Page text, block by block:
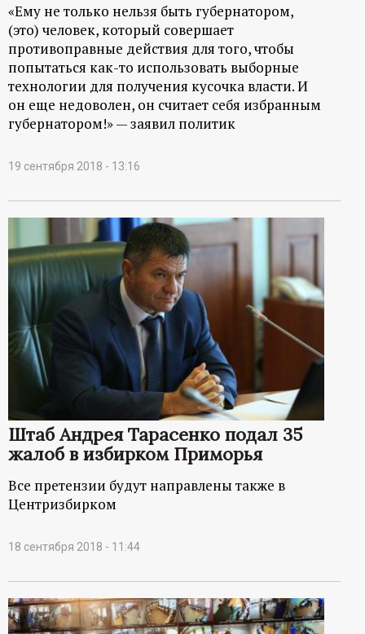
«Ему не только нельзя быть губернатором,
(это) человек, который совершает
противоправные действия для того, чтобы
попытаться как-то использовать выборные
технологии для получения кусочка власти. И
он еще недоволен, он считает себя избранным
губернатором!» — заявил политик
19 сентября 2018 - 13:16
Штаб Андрея Тарасенко подал 35
жалоб в избирком Приморья
Все претензии будут направлены также в
Центризбирком
18 сентября 2018 - 11:44